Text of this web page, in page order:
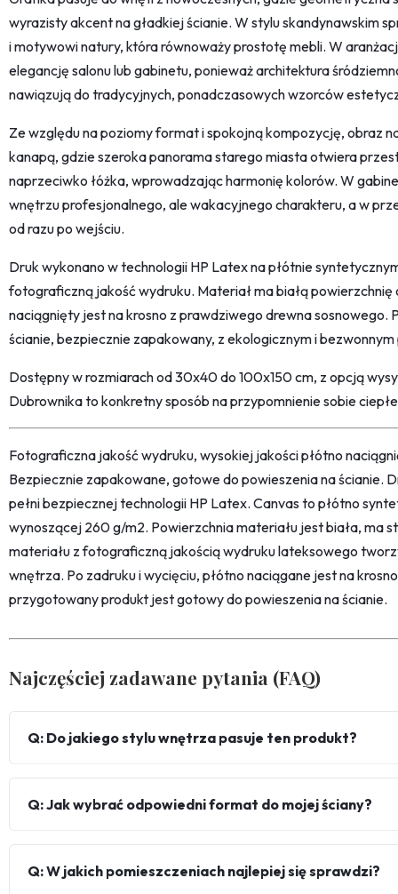
wyrazisty akcent na gładkiej ścianie. W stylu skandynawskim
i motywowi natury, która równoważy prostotę mebli. W
elegancję salonu lub gabinetu, ponieważ architektura
nawiązują do tradycyjnych, ponadczasowych wzorców
Ze względu na poziomy format i spokojną kompozycję, obraz
kanapą, gdzie szeroka panorama starego miasta otwiera
naprzeciwko łóżka, wprowadzając harmonię kolorów. W
wnętrzu profesjonalnego, ale wakacyjnego charakteru, a w
od razu po wejściu.
Druk wykonano w technologii HP Latex na płótnie
fotograficzną jakość wydruku. Materiał ma białą
naciągnięty jest na krosno z prawdziwego drewna sosnowego.
ścianie, bezpiecznie zapakowany, z ekologicznym i
Dostępny w rozmiarach od 30x40 do 100x150 cm, z opcją
Dubrownika to konkretny sposób na przypomnienie sobie
Fotograficzna jakość wydruku, wysokiej jakości płótno
Bezpiecznie zapakowane, gotowe do powieszenia na ścianie.
pełni bezpiecznej technologii HP Latex. Canvas to płótno
wynoszącej 260 g/m2. Powierzchnia materiału jest biała, ma
materiału z fotograficzną jakością wydruku lateksowego
wnętrza. Po zadruku i wycięciu, płótno naciągane jest na
przygotowany produkt jest gotowy do powieszenia na ścianie.
Najczęściej zadawane pytania (FAQ)
Q: Do jakiego stylu wnętrza pasuje ten produkt?
Q: Jak wybrać odpowiedni format do mojej ściany?
Q: W jakich pomieszczeniach najlepiej się sprawdzi?